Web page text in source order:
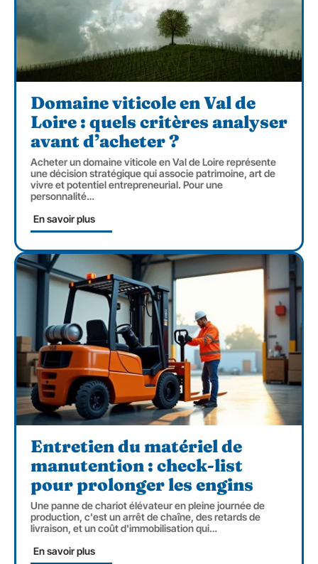
Domaine viticole en Val de
Loire : quels critères analyser
avant d’acheter ?
Acheter un domaine viticole en Val de Loire représente
une décision stratégique qui associe patrimoine, art de
vivre et potentiel entrepreneurial. Pour une
personnalité…
En savoir plus
Entretien du matériel de
manutention : check-list
pour prolonger les engins
Une panne de chariot élévateur en pleine journée de
production, c'est un arrêt de chaîne, des retards de
livraison, et un coût d'immobilisation qui…
En savoir plus